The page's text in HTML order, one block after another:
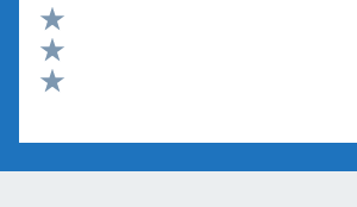
Valuta 4 stelle su 5
Valuta 3 stelle su 5
Valuta 2 stelle su 5